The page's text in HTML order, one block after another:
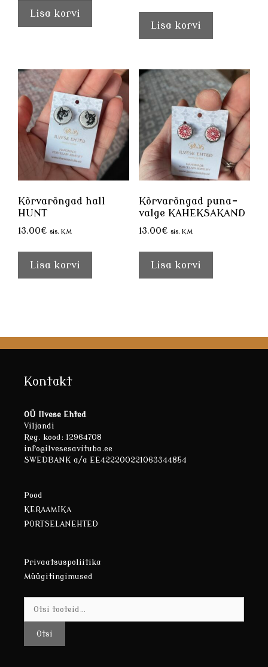
Lisa korvi
Lisa korvi
Kõrvarõngad hall
HUNT
13.00€ sis. KM
Lisa korvi
Kõrvarõngad puna-
valge KAHEKSAKAND
13.00€ sis. KM
Lisa korvi
Kontakt
OÜ Ilvese Ehted
Viljandi
Reg. kood: 12964708
info@ilvesesavituba.ee
SWEDBANK a/a EE422200221063344854
Pood
KERAAMIKA
PORTSELANEHTED
Privaatsuspoliitika
Müügitingimused
Otsi